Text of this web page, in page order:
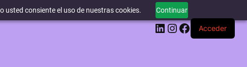
usted consiente el uso de nuestras cookies. Continuar
LinkedIn
Instagram
Facebook
Acceder